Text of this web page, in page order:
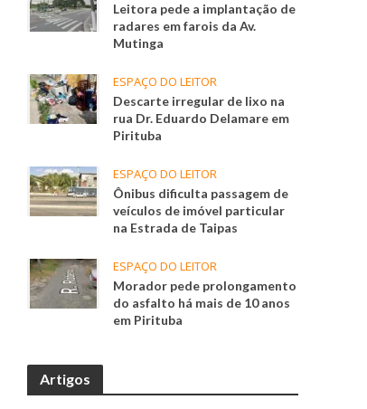
Leitora pede a implantação de
radares em farois da Av.
Mutinga
ESPAÇO DO LEITOR
Descarte irregular de lixo na
rua Dr. Eduardo Delamare em
Pirituba
ESPAÇO DO LEITOR
Ônibus dificulta passagem de
veículos de imóvel particular
na Estrada de Taipas
ESPAÇO DO LEITOR
Morador pede prolongamento
do asfalto há mais de 10 anos
em Pirituba
Artigos